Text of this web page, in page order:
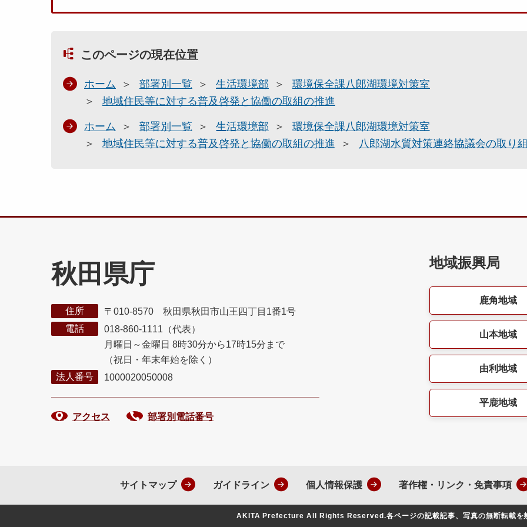
このページの現在位置
ホーム 部署別一覧 生活環境部
環境保全課八郎湖環境対策室
地域住民等に対する普及啓発と協働の取組の推進
ホーム 部署別一覧 生活環境部
環境保全課八郎湖環境対策室
地域住民等に対する普及啓発と協働の取組の推進
八郎湖水質対策連絡協議会の取り
秋田県庁
住所
〒010-8570 秋田県秋田市山王四丁目1番1号
電話
018-860-1111（代表）
月曜日～金曜日 8時30分から17時15分まで
（祝日・年末年始を除く）
法人番号
1000020050008
アクセス 部署別電話番号
地域振興局
鹿角地域
山本地域
由利地域
平鹿地域
サイトマップ ガイドライン 個人情報保護 著作権・リンク・免責事項
AKITA Prefecture All Rights Reserved.各ページの記載記事、写真の無断転載を